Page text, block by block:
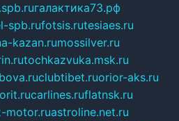
галактика73.рф
spb.rufotsis.rutesiaes.ru
kazan.rumossilver.ru
tochkazvuka.msk.ru
clubtibet.ruorior-aks.ru
carlines.ruflatnsk.ru
motor.ruastroline.net.ru